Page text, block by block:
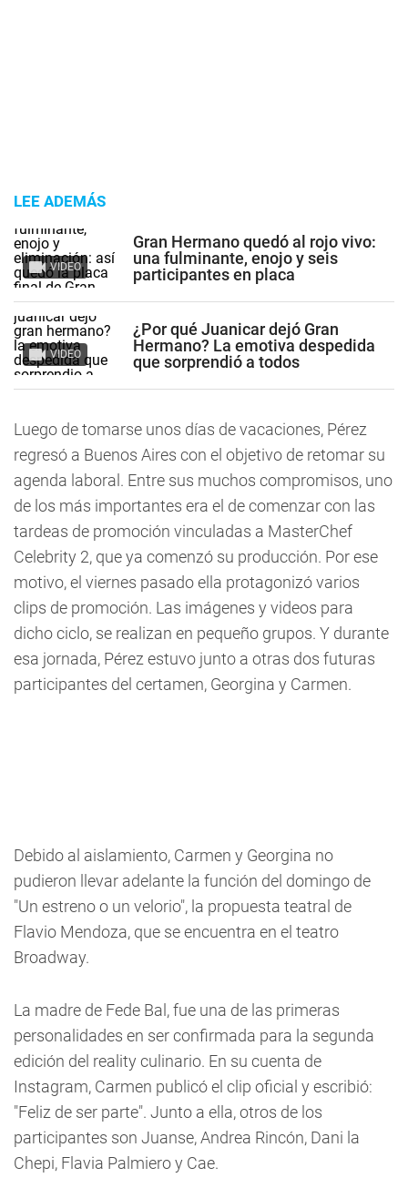
LEE ADEMÁS
VIDEO
Gran Hermano quedó al rojo vivo:
una fulminante, enojo y seis
participantes en placa
VIDEO
¿Por qué Juanicar dejó Gran
Hermano? La emotiva despedida
que sorprendió a todos
Luego de tomarse unos días de vacaciones, Pérez
regresó a Buenos Aires con el objetivo de retomar su
agenda laboral. Entre sus muchos compromisos, uno
de los más importantes era el de comenzar con las
tardeas de promoción vinculadas a MasterChef
Celebrity 2, que ya comenzó su producción. Por ese
motivo, el viernes pasado ella protagonizó varios
clips de promoción. Las imágenes y videos para
dicho ciclo, se realizan en pequeño grupos. Y durante
esa jornada, Pérez estuvo junto a otras dos futuras
participantes del certamen, Georgina y Carmen.
Debido al aislamiento, Carmen y Georgina no
pudieron llevar adelante la función del domingo de
"Un estreno o un velorio", la propuesta teatral de
Flavio Mendoza, que se encuentra en el teatro
Broadway.
La madre de Fede Bal, fue una de las primeras
personalidades en ser confirmada para la segunda
edición del reality culinario. En su cuenta de
Instagram, Carmen publicó el clip oficial y escribió:
"Feliz de ser parte". Junto a ella, otros de los
participantes son Juanse, Andrea Rincón, Dani la
Chepi, Flavia Palmiero y Cae.